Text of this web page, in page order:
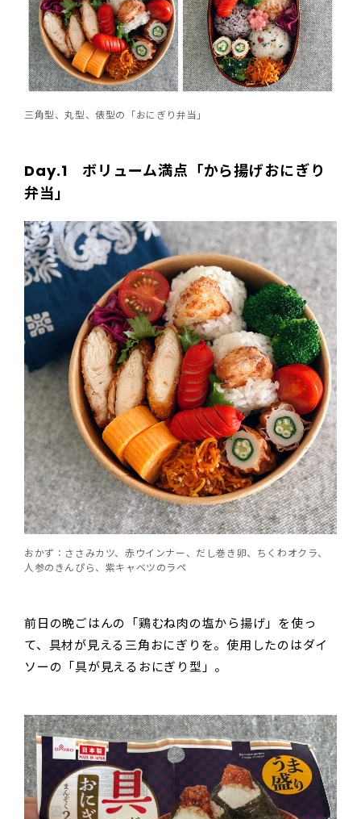
三角型、丸型、俵型の「おにぎり弁当」
Day.1 ボリューム満点「から揚げおにぎり
弁当」
おかず：ささみカツ、赤ウインナー、だし巻き卵、ちくわオクラ、
人参のきんぴら、紫キャベツのラペ
前日の晩ごはんの「鶏むね肉の塩から揚げ」を使っ
て、具材が見える三角おにぎりを。使用したのはダイ
ソーの「具が見えるおにぎり型」。